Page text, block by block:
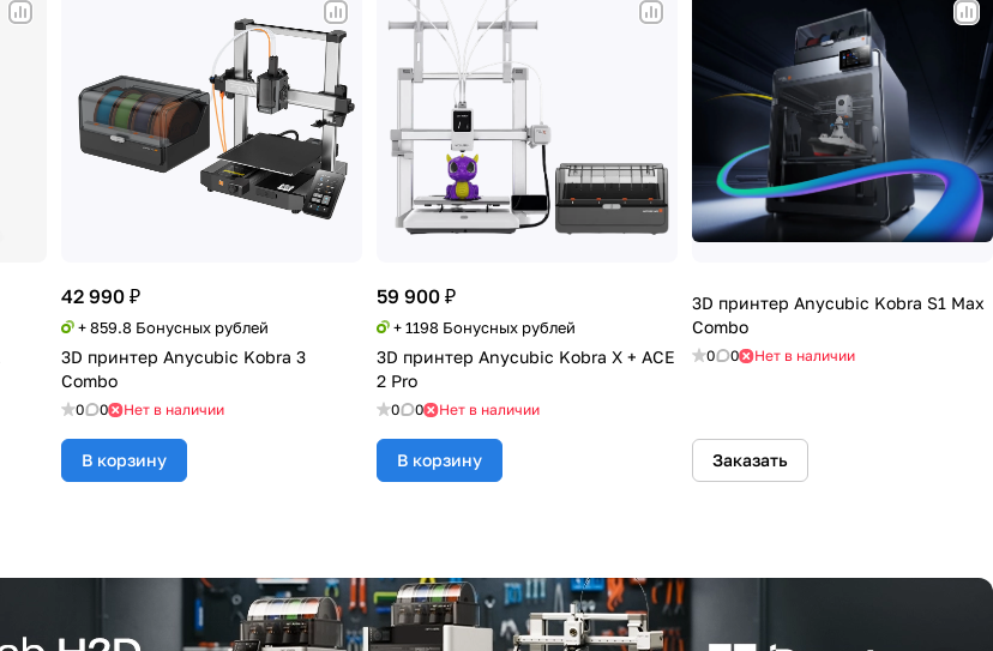
42 990 ₽
+ 859.8 Бонусных рублей
3D принтер Anycubic Kobra 3
Combo
0 0 Нет в наличии
В корзину
59 900 ₽
+ 1198 Бонусных рублей
3D принтер Anycubic Kobra X + ACE
2 Pro
0 0 Нет в наличии
В корзину
3D принтер Anycubic Kobra S1 Max
Combo
0 0 Нет в наличии
Заказать